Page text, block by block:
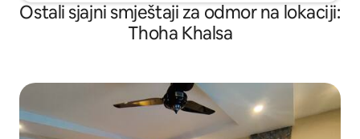
Ostali sjajni smještaji za odmor na lokaciji:
Thoha Khalsa